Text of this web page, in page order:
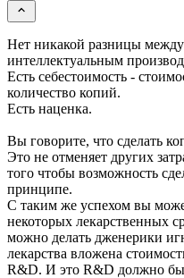
Нет никакой разницы
интеллектуальным
Есть себестоимость -
количество копий.
Есть наценка.
Вы говорите, что сделать
Это не отменяет других
того чтобы возможность
принципе.
С таким же успехом вы
некоторых лекарственных
можно делать дженерики
лекарства вложена
R&D. И это R&D должно